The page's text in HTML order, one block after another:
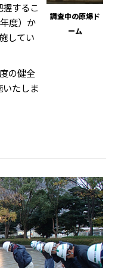
するこ
度）か
してい
の健全
たしま
調査中の原爆ド
ーム